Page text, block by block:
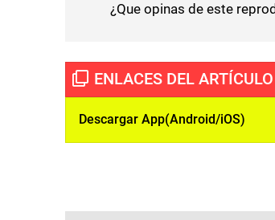
¿Que opinas de este
Descargar App(Android/iOS)